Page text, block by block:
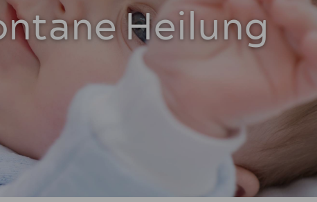
Heilung